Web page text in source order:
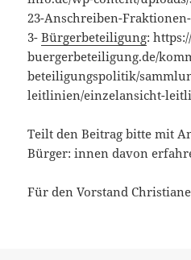
23-Anschreiben-
3-Bürgerbeteiligung:
buergerbeteiligung.de/
beteiligungspolitik/
leitlinien/einzelansicht-
Teilt den Beitrag bitte mit
Bürger: innen davon
Für den Vorstand